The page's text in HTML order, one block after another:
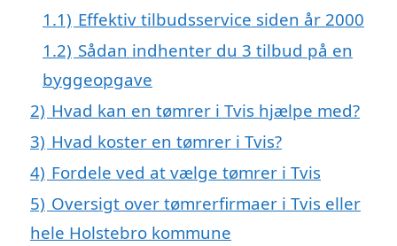
1.1) Effektiv tilbudsservice siden år 2000
1.2) Sådan indhenter du 3 tilbud på en
byggeopgave
2) Hvad kan en tømrer i Tvis hjælpe med?
3) Hvad koster en tømrer i Tvis?
4) Fordele ved at vælge tømrer i Tvis
5) Oversigt over tømrerfirmaer i Tvis eller
hele Holstebro kommune